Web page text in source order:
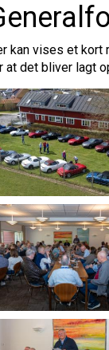
kan vises et kort
at det bliver lagt